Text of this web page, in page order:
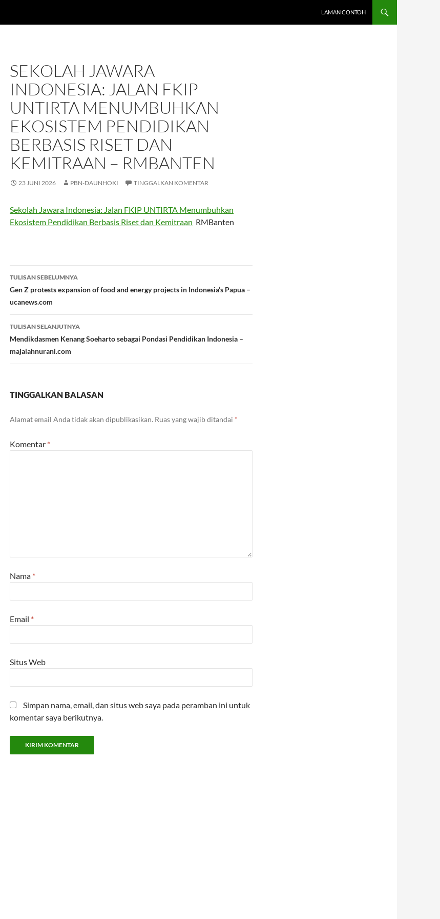
LAMAN CONTOH
SEKOLAH JAWARA
INDONESIA: JALAN FKIP
UNTIRTA MENUMBUHKAN
EKOSISTEM PENDIDIKAN
BERBASIS RISET DAN
KEMITRAAN – RMBANTEN
23 JUNI 2026 PBN-DAUNHOKI TINGGALKAN KOMENTAR
Sekolah Jawara Indonesia: Jalan FKIP UNTIRTA Menumbuhkan
Ekosistem Pendidikan Berbasis Riset dan Kemitraan RMBanten
Navigasi
Tulisan
TULISAN SEBELUMNYA
Gen Z protests expansion of food and energy projects in Indonesia’s Papua –
ucanews.com
TULISAN SELANJUTNYA
Mendikdasmen Kenang Soeharto sebagai Pondasi Pendidikan Indonesia –
majalahnurani.com
TINGGALKAN BALASAN
Alamat email Anda tidak akan dipublikasikan. Ruas yang wajib ditandai *
Komentar *
Nama *
Email *
Situs Web
Simpan nama, email, dan situs web saya pada peramban ini untuk
komentar saya berikutnya.